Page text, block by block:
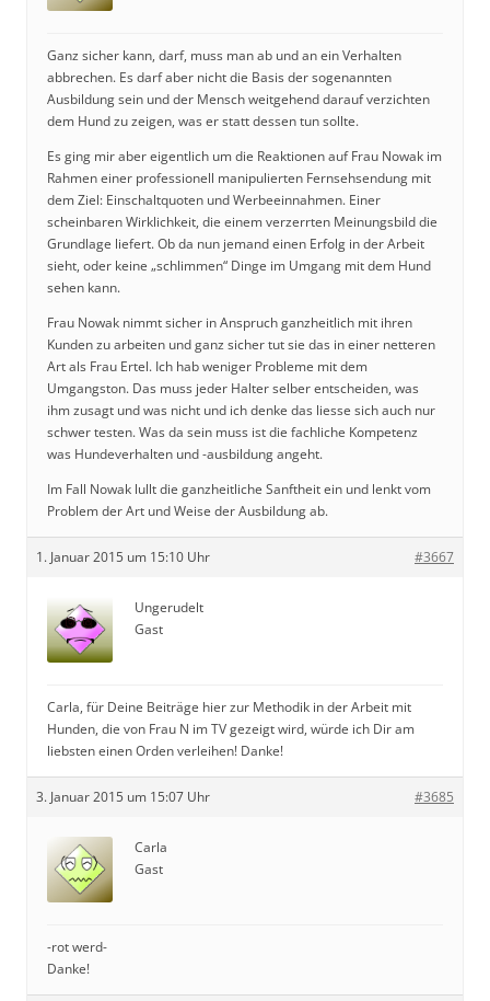
Ganz sicher kann, darf, muss man ab und an ein Verhalten
abbrechen. Es darf aber nicht die Basis der sogenannten
Ausbildung sein und der Mensch weitgehend darauf verzichten
dem Hund zu zeigen, was er statt dessen tun sollte.
Es ging mir aber eigentlich um die Reaktionen auf Frau Nowak im
Rahmen einer professionell manipulierten Fernsehsendung mit
dem Ziel: Einschaltquoten und Werbeeinnahmen. Einer
scheinbaren Wirklichkeit, die einem verzerrten Meinungsbild die
Grundlage liefert. Ob da nun jemand einen Erfolg in der Arbeit
sieht, oder keine „schlimmen“ Dinge im Umgang mit dem Hund
sehen kann.
Frau Nowak nimmt sicher in Anspruch ganzheitlich mit ihren
Kunden zu arbeiten und ganz sicher tut sie das in einer netteren
Art als Frau Ertel. Ich hab weniger Probleme mit dem
Umgangston. Das muss jeder Halter selber entscheiden, was
ihm zusagt und was nicht und ich denke das liesse sich auch nur
schwer testen. Was da sein muss ist die fachliche Kompetenz
was Hundeverhalten und -ausbildung angeht.
Im Fall Nowak lullt die ganzheitliche Sanftheit ein und lenkt vom
Problem der Art und Weise der Ausbildung ab.
1. Januar 2015 um 15:10 Uhr #3667
Ungerudelt
Gast
Carla, für Deine Beiträge hier zur Methodik in der Arbeit mit
Hunden, die von Frau N im TV gezeigt wird, würde ich Dir am
liebsten einen Orden verleihen! Danke!
3. Januar 2015 um 15:07 Uhr #3685
Carla
Gast
-rot werd-
Danke!